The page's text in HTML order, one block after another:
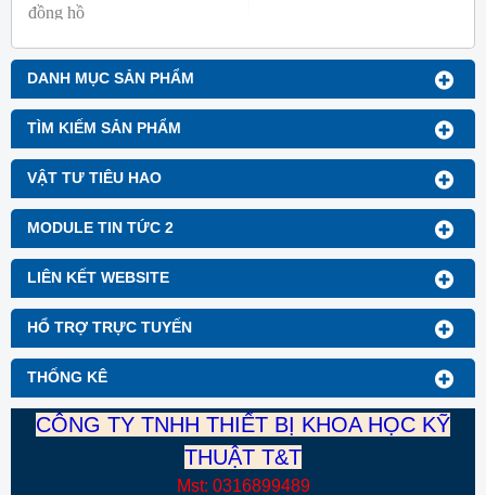
DANH MỤC SẢN PHẨM
TÌM KIẾM SẢN PHẨM
VẬT TƯ TIÊU HAO
MODULE TIN TỨC 2
LIÊN KẾT WEBSITE
HỔ TRỢ TRỰC TUYẾN
THỐNG KÊ
đồng hồ
Thương hiệu: Blue Gizmo
CÔNG TY TNHH THIẾT BỊ KHOA HỌC KỸ
THUẬT T&T
Mst: 0316899489